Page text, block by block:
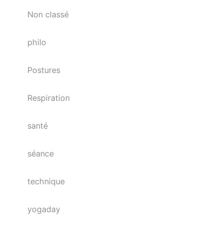
Non classé
philo
Postures
Respiration
santé
séance
technique
yogaday